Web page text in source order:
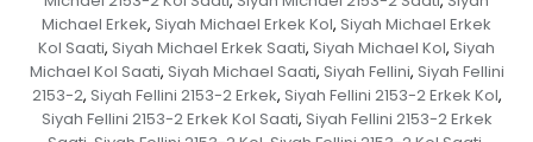
Michael Erkek, Siyah Michael Erkek Kol, Siyah Michael Erkek
Kol Saati, Siyah Michael Erkek Saati, Siyah Michael Kol, Siyah
Michael Kol Saati, Siyah Michael Saati, Siyah Fellini, Siyah Fellini
2153-2, Siyah Fellini 2153-2 Erkek, Siyah Fellini 2153-2 Erkek Kol,
Siyah Fellini 2153-2 Erkek Kol Saati, Siyah Fellini 2153-2 Erkek